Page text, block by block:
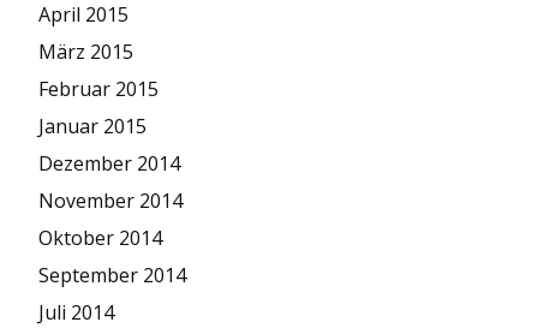
April 2015
März 2015
Februar 2015
Januar 2015
Dezember 2014
November 2014
Oktober 2014
September 2014
Juli 2014